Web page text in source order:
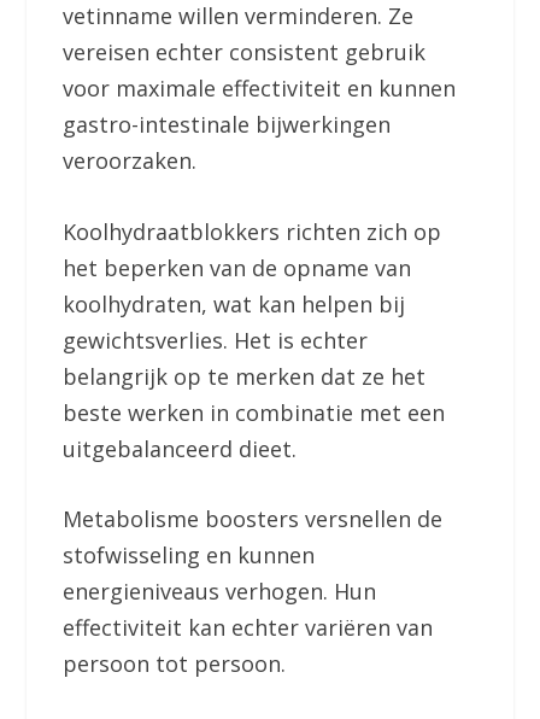
vetinname willen verminderen. Ze
vereisen echter consistent gebruik
voor maximale effectiviteit en kunnen
gastro-intestinale bijwerkingen
veroorzaken.
Koolhydraatblokkers richten zich op
het beperken van de opname van
koolhydraten, wat kan helpen bij
gewichtsverlies. Het is echter
belangrijk op te merken dat ze het
beste werken in combinatie met een
uitgebalanceerd dieet.
Metabolisme boosters versnellen de
stofwisseling en kunnen
energieniveaus verhogen. Hun
effectiviteit kan echter variëren van
persoon tot persoon.